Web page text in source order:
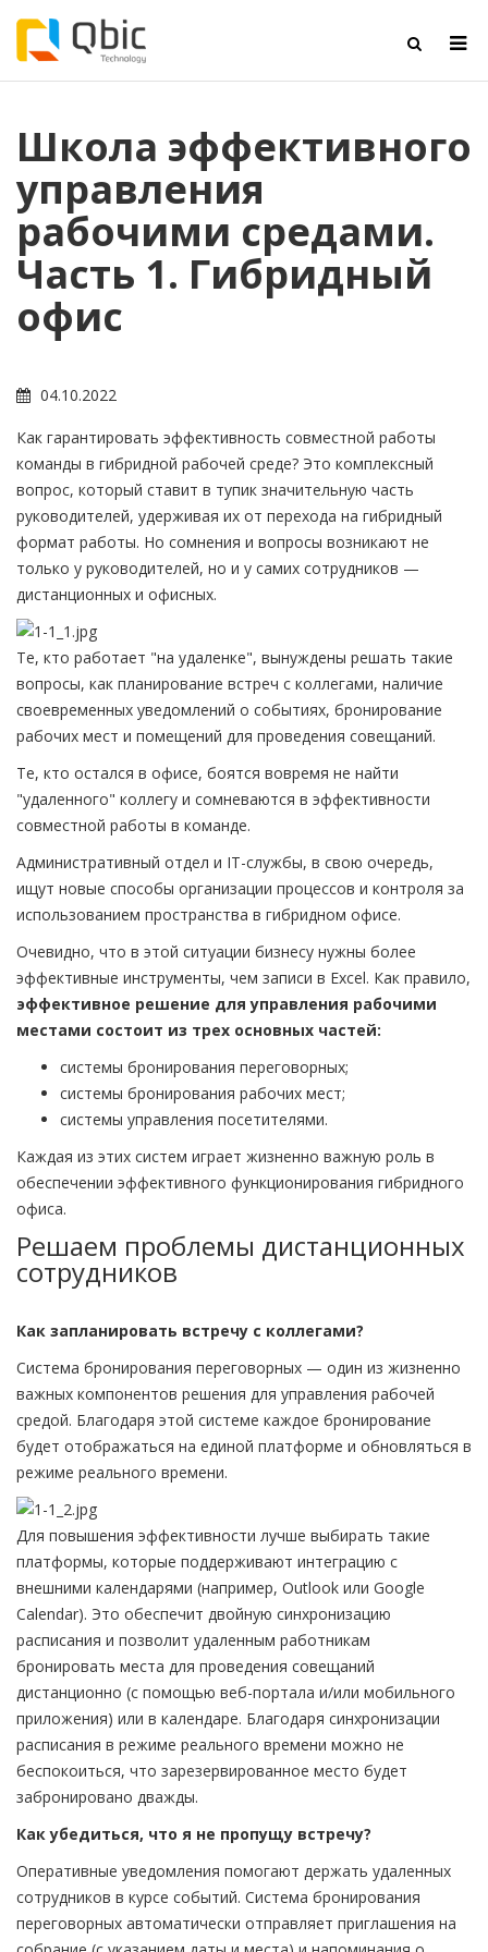
Школа эффективного
управления
рабочими средами.
Часть 1. Гибридный
офис
04.10.2022
Как гарантировать эффективность совместной работы
команды в гибридной рабочей среде? Это комплексный
вопрос, который ставит в тупик значительную часть
руководителей, удерживая их от перехода на гибридный
формат работы. Но сомнения и вопросы возникают не
только у руководителей, но и у самих сотрудников —
дистанционных и офисных.
Те, кто работает "на удаленке", вынуждены решать такие
вопросы, как планирование встреч с коллегами, наличие
своевременных уведомлений о событиях, бронирование
рабочих мест и помещений для проведения совещаний.
Те, кто остался в офисе, боятся вовремя не найти
"удаленного" коллегу и сомневаются в эффективности
совместной работы в команде.
Административный отдел и IT-службы, в свою очередь,
ищут новые способы организации процессов и контроля за
использованием пространства в гибридном офисе.
Очевидно, что в этой ситуации бизнесу нужны более
эффективные инструменты, чем записи в Excel. Как правило,
эффективное решение для управления рабочими
местами состоит из трех основных частей:
системы бронирования переговорных;
системы бронирования рабочих мест;
системы управления посетителями.
Каждая из этих систем играет жизненно важную роль в
обеспечении эффективного функционирования гибридного
офиса.
Решаем проблемы дистанционных
сотрудников
Как запланировать встречу с коллегами?
Система бронирования переговорных — один из жизненно
важных компонентов решения для управления рабочей
средой. Благодаря этой системе каждое бронирование
будет отображаться на единой платформе и обновляться в
режиме реального времени.
Для повышения эффективности лучше выбирать такие
платформы, которые поддерживают интеграцию с
внешними календарями (например, Outlook или Google
Calendar). Это обеспечит двойную синхронизацию
расписания и позволит удаленным работникам
бронировать места для проведения совещаний
дистанционно (с помощью веб-портала и/или мобильного
приложения) или в календаре. Благодаря синхронизации
расписания в режиме реального времени можно не
беспокоиться, что зарезервированное место будет
забронировано дважды.
Как убедиться, что я не пропущу встречу?
Оперативные уведомления помогают держать удаленных
сотрудников в курсе событий. Система бронирования
переговорных автоматически отправляет приглашения на